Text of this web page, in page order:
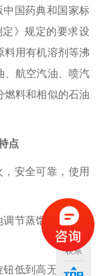
中国药典和国家标
》规定的要求设
料用有机溶剂等沸
、航空汽油、喷汽
燃料和相似的石油
点
安全可靠，使用
节蒸馏烧瓶的优
低到高无级连续
联系